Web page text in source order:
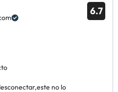
6.7
no lo